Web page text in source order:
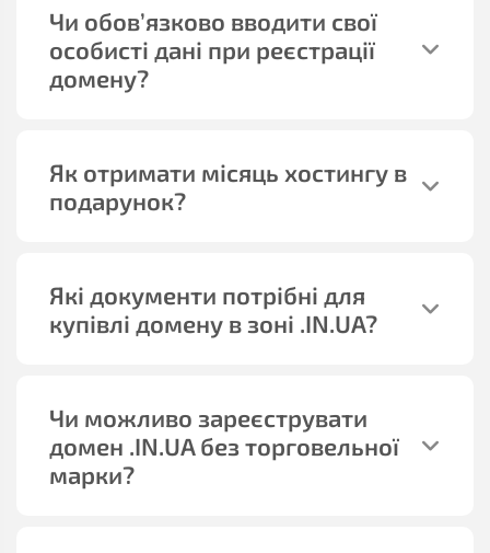
Чи обов’язково вводити свої
особисті дані при реєстрації
домену?
Як отримати місяць хостингу в
подарунок?
Які документи потрібні для
купівлі домену в зоні .IN.UA?
Чи можливо зареєструвати
домен .IN.UA без торговельної
марки?